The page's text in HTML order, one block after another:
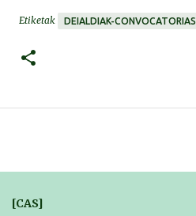
Etiketak DEIALDIAK-CONVOCATORIAS
[CAS]